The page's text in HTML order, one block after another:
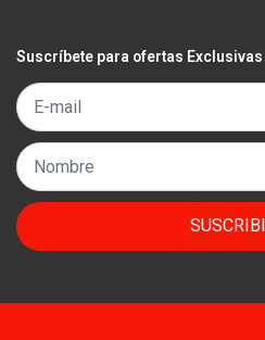
Suscríbete para ofertas Exclusivas